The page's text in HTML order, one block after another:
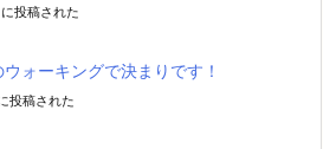
投稿された
ウォーキングで決まりです！
投稿された